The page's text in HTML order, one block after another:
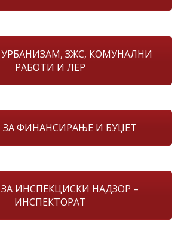
УРБАНИЗАМ, ЗЖС, КОМУНАЛНИ
РАБОТИ И ЛЕР
ЗА ФИНАНСИРАЊЕ И БУЏЕТ
ИНСПЕКЦИСКИ НАДЗОР –
ИНСПЕКТОРАТ